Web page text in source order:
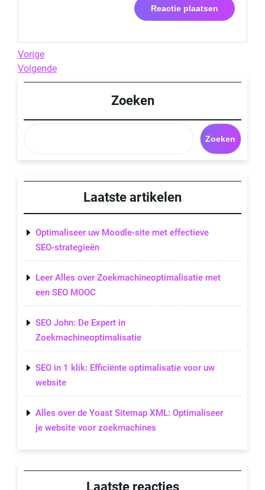
Berichtnavigatie
Previous
Post
Vorige
Next
Post
Volgende
Zoeken
Zoeken
Laatste artikelen
Optimaliseer uw Moodle-site met effectieve
SEO-strategieën
Leer Alles over Zoekmachineoptimalisatie met
een SEO MOOC
SEO John: De Expert in
Zoekmachineoptimalisatie
SEO in 1 klik: Efficiënte optimalisatie voor uw
website
Alles over de Yoast Sitemap XML: Optimaliseer
je website voor zoekmachines
Laatste reacties